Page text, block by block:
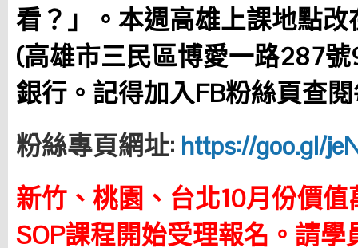
看？」。本週高雄上課地點
(高雄市三民區博愛一路287
銀行。 記得加入FB粉絲頁查
粉絲專頁網址: https://goo.gl/
新竹、桃園、台北10月份價
SOP課程開始受理報名。請